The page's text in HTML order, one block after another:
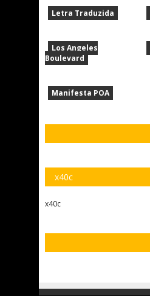
Letra Traduzida
Los Angeles
Boulevard
Manifesta POA
x40c
x40c